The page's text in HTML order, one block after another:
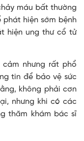
máu bất thường
phát hiện sớm bệnh
hiện ung thư cổ tử
nhưng rất phổ
tin để bảo vệ sức
không phải cơn
nhưng khi có các
thăm khám bác sĩ